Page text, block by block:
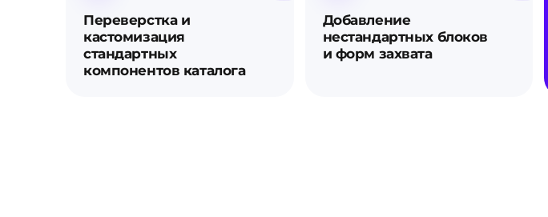
Переверстка и
кастомизация
стандартных
компонентов каталога
Добавление
нестандартных блоков
и форм захвата